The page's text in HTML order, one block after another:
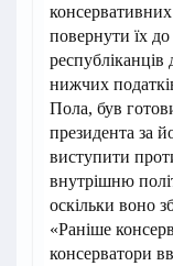
повернути їх
республіканців
нижчих
Пола, був
президента за
виступити
внутрішню
оскільки воно
«Раніше
консерватори